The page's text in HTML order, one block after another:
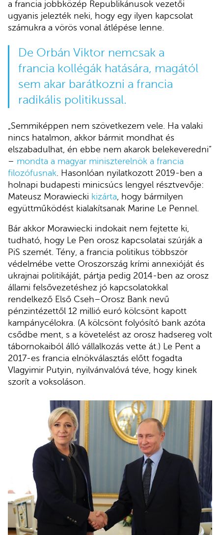
a francia jobbközép Republikánusok vezetői
ugyanis jelezték neki, hogy egy ilyen kapcsolat
számukra a vörös vonal átlépése lenne.
De Orbán Viktor nemcsak a
francia kollégák hatására, magától
sem akar barátkozni a francia
radikális politikussal.
„Semmiképpen nem szövetkezem vele. Ha valaki
nincs hatalmon, akkor bármit mondhat és
elszabadulhat, én ebbe nem akarok belekeveredni”
– mondta a magyar miniszterelnök a francia
filozófusnak . Hasonlóan nyilatkozott 2019-ben a
holnapi budapesti minicsúcs lengyel résztvevője:
Mateusz Morawiecki kizárta , hogy bármilyen
együttműködést kialakítsanak Marine Le Pennel.
Bár akkor Morawiecki indokait nem fejtette ki,
tudható, hogy Le Pen orosz kapcsolatai szúrják a
PiS szemét. Tény, a francia politikus többször
védelmébe vette Oroszország krími annexióját és
ukrajnai politikáját, pártja pedig 2014-ben az orosz
állami felsővezetéshez jó kapcsolatokkal
rendelkező Első Cseh–Orosz Bank nevű
pénzintézettől 12 millió euró kölcsönt kapott
kampánycélokra. (A kölcsönt folyósító bank azóta
csődbe ment, s a követelést az orosz hadsereg volt
tábornokaiból álló vállalkozás vette át.) Le Pent a
2017-es francia elnökválasztás előtt fogadta
Vlagyimir Putyin, nyilvánvalóvá téve, hogy kinek
szorít a voksoláson.